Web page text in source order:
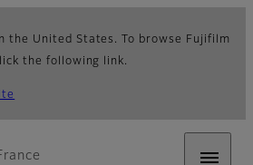
the United States. To browse Fujifilm
the following link.